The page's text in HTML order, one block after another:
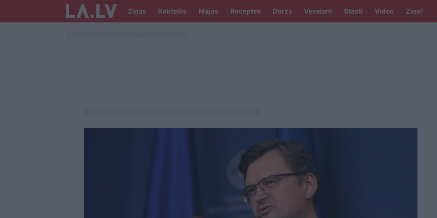
Ziņas Kokteilis Mājas Receptes Dārzs Veselam Stāsti Video Ziņo!